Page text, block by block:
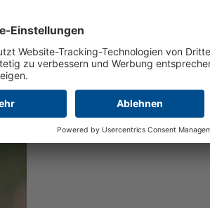
Stahlgitter, die im
– auch bei gekippten
einen idealen
einfach zusammenschieben,
Durchgang nutzen, ohne dass das